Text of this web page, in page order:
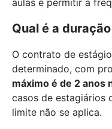
aulas e permitir a
Qual é a
O contrato de
determinado, com
máximo é de 2 anos
casos de estagiários
limite não se aplica.